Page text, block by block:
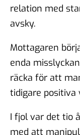
relation med
avsky.
Mottagaren
enda
räcka för att
tidigare
I fjol var det tio
med att